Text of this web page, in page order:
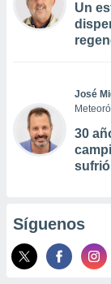
Un
José
30
Síguenos